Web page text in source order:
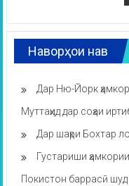
Наворҳои нав
Дар Ню-Йорк
Муттаҳид дар соҳаи
Дар шаҳри Бохтар
Густариши
Покистон баррасӣ шуд